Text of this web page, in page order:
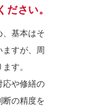
ださい。
、基本はそ
すが、周
す。
応や修繕の
断の精度を